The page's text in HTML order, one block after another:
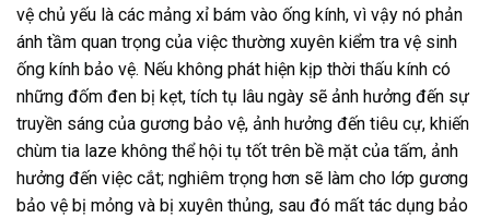
vệ chủ yếu là các mảng xỉ bám vào ống kính, vì vậy nó phản
ánh tầm quan trọng của việc thường xuyên kiểm tra vệ sinh
ống kính bảo vệ. Nếu không phát hiện kịp thời thấu kính có
những đốm đen bị kẹt, tích tụ lâu ngày sẽ ảnh hưởng đến sự
truyền sáng của gương bảo vệ, ảnh hưởng đến tiêu cự, khiến
chùm tia laze không thể hội tụ tốt trên bề mặt của tấm, ảnh
hưởng đến việc cắt; nghiêm trọng hơn sẽ làm cho lớp gương
bảo vệ bị mỏng và bị xuyên thủng, sau đó mất tác dụng bảo